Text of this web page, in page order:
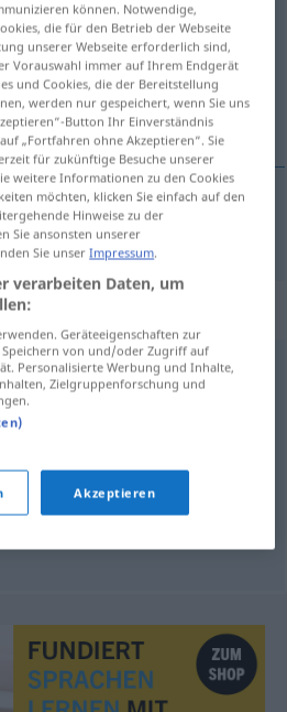
anklicken/antippen)
Nuance
"Nuance"
,Farbe,Tönung
,Tönung,
können. Notwendige,
die für den Betrieb der Webseite
unserer Webseite erforderlich sind,
Vorauswahl immer auf Ihrem Endgerät
und Cookies, die der Bereitstellung
werden nur gespeichert, wenn Sie uns
Button Ihr Einverständnis
„Fortfahren ohne Akzeptieren“. Sie
für zukünftige Besuche unserer
weitere Informationen zu den Cookies
möchten, klicken Sie einfach auf den
Hinweise zu der
Sie ansonsten unserer
Sie unserImpressum.
verarbeiten Daten, um
Geräteeigenschaften zur
von und/oder Zugriff auf
Personalisierte Werbung und Inhalte,
Zielgruppenforschung und
Akzeptieren